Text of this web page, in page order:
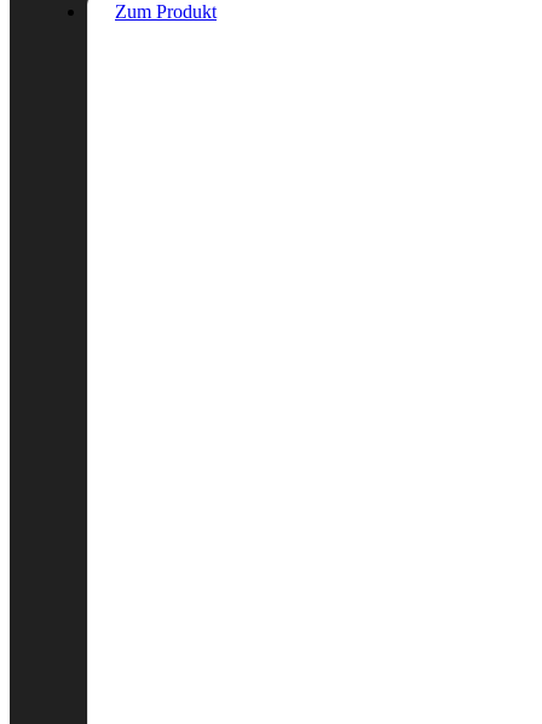
Zum Produkt